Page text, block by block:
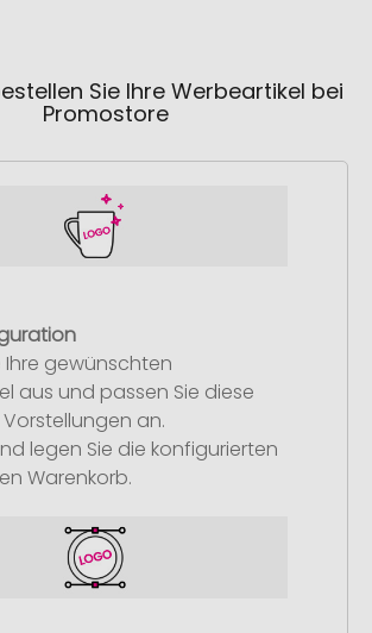
Sie Ihre Werbeartikel bei
Promostore
Ihre gewünschten
aus und passen Sie diese
an.
legen Sie die konfigurierten
Warenkorb.